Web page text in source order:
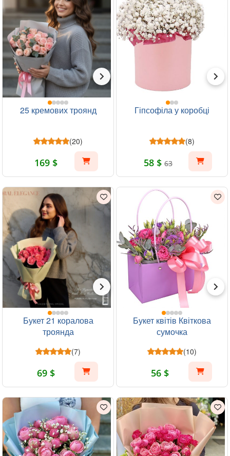
25 кремових троянд
(20)
169 $
Гіпсофіла у коробці
(8)
58 $ 63
Букет 21 коралова
троянда
(7)
69 $
Букет квітів Квіткова
сумочка
(10)
56 $